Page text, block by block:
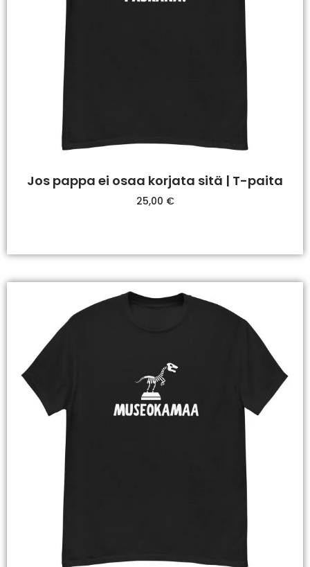
Jos pappa ei osaa korjata sitä | T-paita
25,00 €